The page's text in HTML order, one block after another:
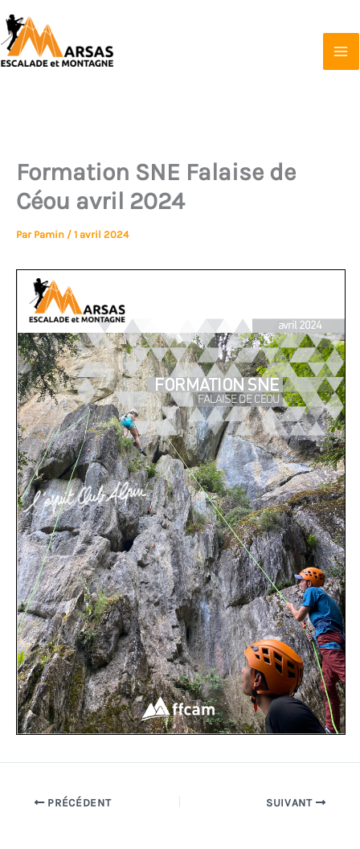
Aller
au
contenu
Formation SNE Falaise de
Céou avril 2024
Par Pamin / 1 avril 2024
PRÉCÉDENT SUIVANT